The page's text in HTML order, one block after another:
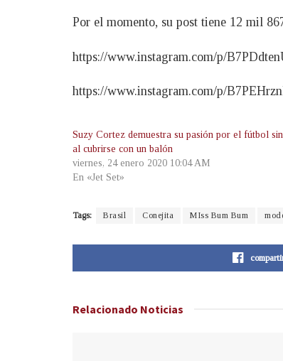
Por el momento, su post tiene 12 mil
https://www.instagram.com/p/
https://www.instagram.com/p/
Suzy Cortez demuestra su pasión por el fútbol
al cubrirse con un balón
viernes, 24 enero 2020 10:04 AM
En «Jet Set»
Tags: Brasil Conejita MIss Bum Bum
Relacionado Noticias